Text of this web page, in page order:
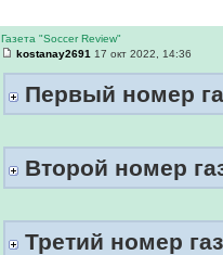
Газета "Soccer Review"
kostanay2691 17 окт 2022, 14:36
Первый номер
Второй номер
Третий номер